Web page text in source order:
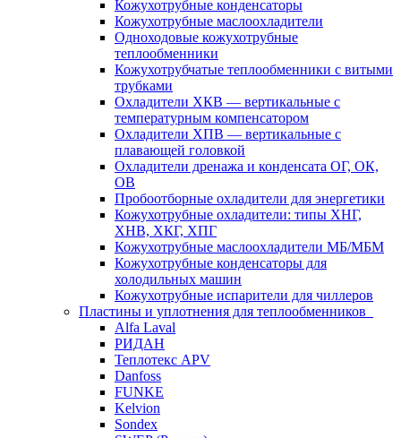
Кожухотрубные конденсаторы
Кожухотрубные маслоохладители
Одноходовые кожухотрубные
теплообменники
Кожухотрубчатые теплообменники с витыми
трубками
Охладители ХКВ — вертикальные с
температурным компенсатором
Охладители ХПВ — вертикальные с
плавающей головкой
Охладители дренажа и конденсата ОГ, ОК,
ОВ
Пробоотборные охладители для энергетики
Кожухотрубные охладители: типы ХНГ,
ХНВ, ХКГ, ХПГ
Кожухотрубные маслоохладители МБ/МБМ
Кожухотрубные конденсаторы для
холодильных машин
Кожухотрубные испарители для чиллеров
Пластины и уплотнения для теплообменников
Alfa Laval
РИДАН
Теплотекс APV
Danfoss
FUNKE
Kelvion
Sondex